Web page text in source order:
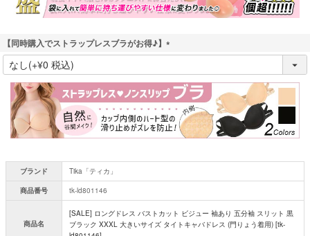
【同時購入でストラップレスブラがお得♪】
(
必
須
)
ブランド
Tika「ティカ」
商品番号
tk-ld801146
商品名
[SALE] ロングドレス バストカット ビジュー 袖あり 五分袖 スリット 黒
ブラック XXXL 大きいサイズ タイトキャバドレス (門りょう着用) [tk-